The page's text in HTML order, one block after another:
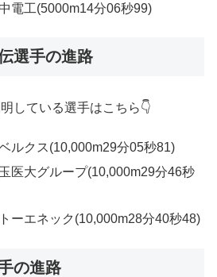
電工(5000m14分06秒99)
選手の進路
している選手はこちら👇
ルクス(10,000m29分05秒81)
医大グループ(10,000m29分46秒
ーエネック(10,000m28分40秒48)
の進路